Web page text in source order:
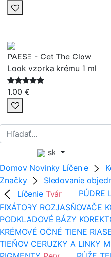
PAESE - Get The Glow
Look vzorka krému 1 ml
1.00 €
sk
Domov Novinky Líčenie
Značky
Sledovanie
Líčenie Tvár PÚDRE
FIXÁTORY ROZJASŇOVAČE
PODKLADOVÉ BÁZY
KRÉMOVÉ OČNÉ TIENE
TIEŇOV CERUZKY A LINKY